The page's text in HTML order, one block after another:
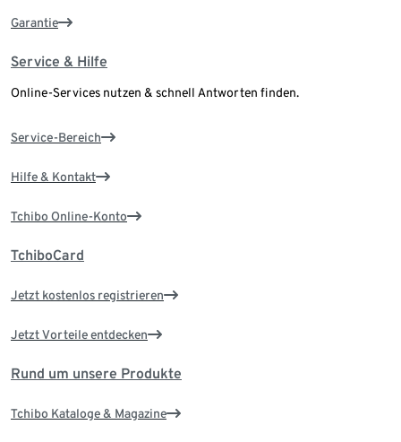
Garantie
Service & Hilfe
Online-Services nutzen & schnell Antworten finden.
Service-Bereich
Hilfe & Kontakt
Tchibo Online-Konto
TchiboCard
Jetzt kostenlos registrieren
Jetzt Vorteile entdecken
Rund um unsere Produkte
Tchibo Kataloge & Magazine